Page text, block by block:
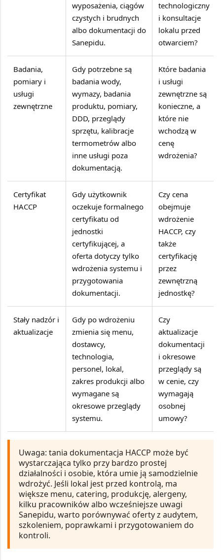
wyposażenia, ciągów
czystych i brudnych
albo dokumentacji do
Sanepidu.
technologiczny
i konsultacje
lokalu przed
otwarciem?
Badania,
pomiary i
usługi
zewnętrzne
Gdy potrzebne są
badania wody,
wymazy, badania
produktu, pomiary,
DDD, przeglądy
sprzętu, kalibracje
termometrów albo
inne usługi poza
dokumentacją.
Które badania
i usługi
zewnętrzne są
konieczne, a
które nie
wchodzą w
cenę
wdrożenia?
Certyfikat
HACCP
Gdy użytkownik
oczekuje formalnego
certyfikatu od
jednostki
certyfikującej, a
oferta dotyczy tylko
wdrożenia systemu i
przygotowania
dokumentacji.
Czy cena
obejmuje
wdrożenie
HACCP, czy
także
certyfikację
przez
zewnętrzną
jednostkę?
Stały nadzór i
aktualizacje
Gdy po wdrożeniu
zmienia się menu,
dostawcy,
technologia,
personel, lokal,
zakres produkcji albo
wymagane są
okresowe przeglądy
systemu.
Czy
aktualizacje
dokumentacji
i okresowe
przeglądy są
w cenie, czy
wymagają
osobnej
umowy?
Uwaga: tania dokumentacja HACCP może być
wystarczająca tylko przy bardzo prostej
działalności i osobie, która umie ją samodzielnie
wdrożyć. Jeśli lokal jest przed kontrolą, ma
większe menu, catering, produkcję, alergeny,
kilku pracowników albo wcześniejsze uwagi
Sanepidu, warto porównywać oferty z audytem,
szkoleniem, poprawkami i przygotowaniem do
kontroli.